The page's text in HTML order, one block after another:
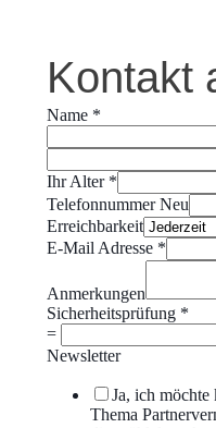
Kontakt
Name *
Ihr Alter *
Telefonnummer Neu
Erreichbarkeit
E-Mail Adresse *
Anmerkungen
Sicherheitsprüfung *
=
Newsletter
Ja, ich möchte
Thema